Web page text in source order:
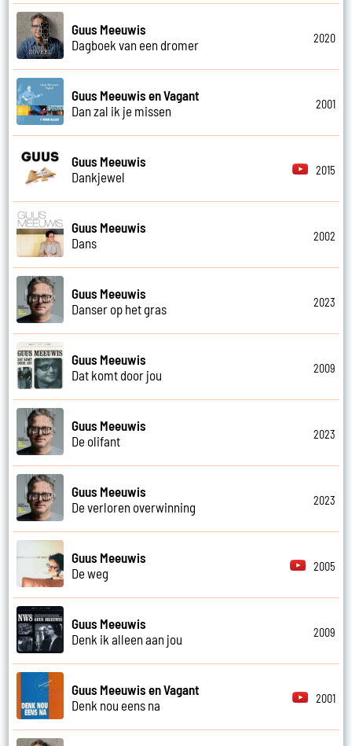
Guus Meeuwis
Dagboek van een dromer
2020
Guus Meeuwis en Vagant
Dan zal ik je missen
2001
Guus Meeuwis
Dankjewel
2015
Guus Meeuwis
Dans
2002
Guus Meeuwis
Danser op het gras
2023
Guus Meeuwis
Dat komt door jou
2009
Guus Meeuwis
De olifant
2023
Guus Meeuwis
De verloren overwinning
2023
Guus Meeuwis
De weg
2005
Guus Meeuwis
Denk ik alleen aan jou
2009
Guus Meeuwis en Vagant
Denk nou eens na
2001